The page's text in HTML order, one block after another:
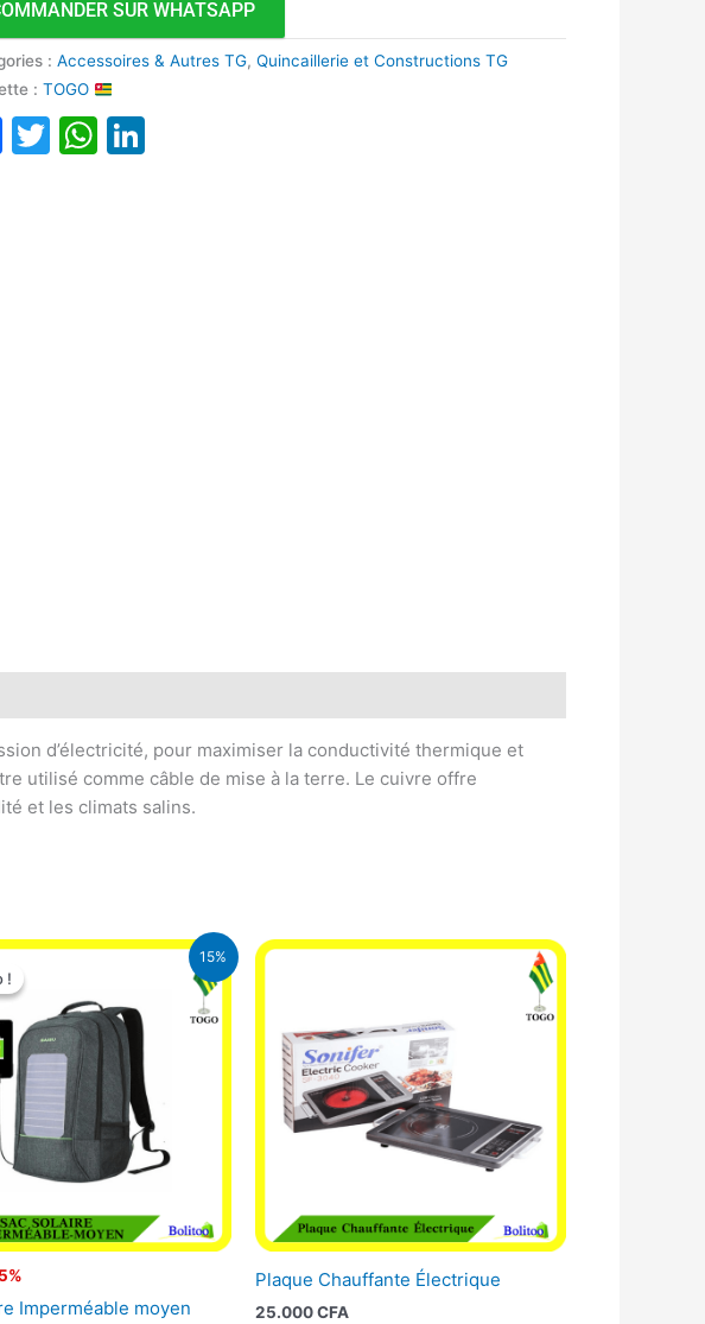
SUR WHATSAPP
:Accessoires & Autres TG,Quincaillerie et Constructions TG
:TOGO
Facebook
TwitterWhatsApp
d’électricité, pour maximiser la conductivité thermique et
utilisé comme câble de mise à la terre. Le cuivre offre
et les climats salins.
15%
!!
Imperméable moyen
Le
prix
initial
29.500 CFA.
Le
est :
25.000 CFA.
Plaque Chauffante Électrique
25.000CFA